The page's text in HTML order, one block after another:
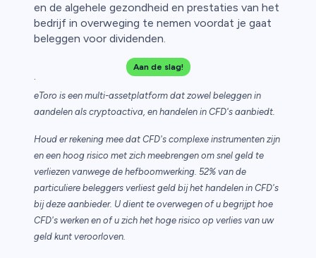
en de algehele gezondheid en prestaties van het
bedrijf in overweging te nemen voordat je gaat
beleggen voor dividenden.
Aan de slag!
.
eToro is een multi-assetplatform dat zowel beleggen in
aandelen als cryptoactiva, en handelen in CFD's aanbiedt.
Houd er rekening mee dat CFD's complexe instrumenten zijn
en een hoog risico met zich meebrengen om snel geld te
verliezen vanwege de hefboomwerking. 52% van de
particuliere beleggers verliest geld bij het handelen in CFD's
bij deze aanbieder. U dient te overwegen of u begrijpt hoe
CFD's werken en of u zich het hoge risico op verlies van uw
geld kunt veroorloven.